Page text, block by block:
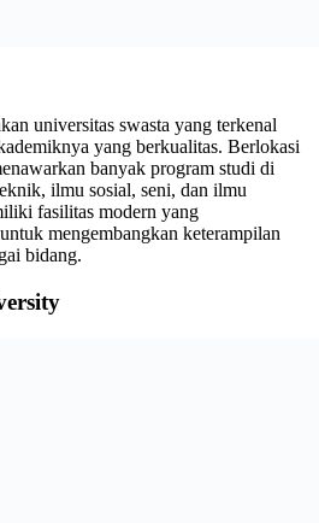
universitas swasta yang terkenal
yang berkualitas. Berlokasi
banyak program studi di
ilmu sosial, seni, dan ilmu
fasilitas modern yang
mengembangkan keterampilan
bidang.